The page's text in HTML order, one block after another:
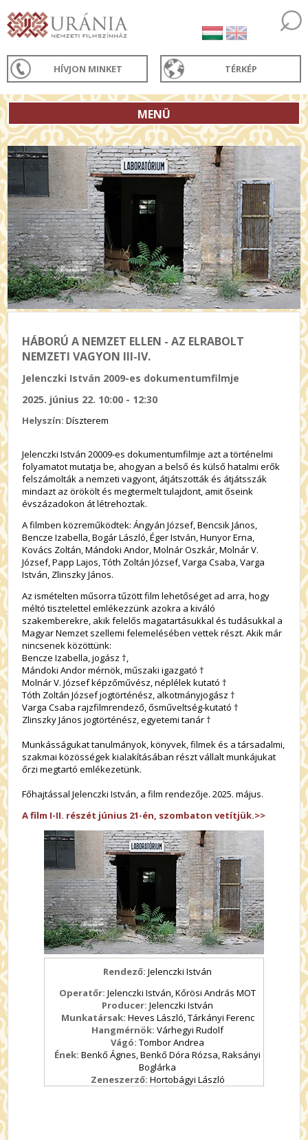
HÍVJON MINKET TÉRKÉP
MENÜ
HÁBORÚ A NEMZET ELLEN - AZ ELRABOLT
NEMZETI VAGYON III-IV.
Jelenczki István 2009-es dokumentumfilmje
2025. június 22. 10:00 - 12:30
Helyszín:Díszterem
Jelenczki István 20009-es dokumentumfilmje azt a történelmi
folyamatot mutatja be, ahogyan a belső és külső hatalmi erők
felszámolták a nemzeti vagyont, átjátszották és átjátsszák
mindazt az örökölt és megtermelt tulajdont, amit őseink
évszázadokon át létrehoztak.
A filmben közreműködtek: Ángyán József, Bencsik János,
Bencze Izabella, Bogár László, Éger István, Hunyor Erna,
Kovács Zoltán, Mándoki Andor, Molnár Oszkár, Molnár V.
József, Papp Lajos, Tóth Zoltán József, Varga Csaba, Varga
István, Zlinszky János.
Az ismételten műsorra tűzött film lehetőséget ad arra, hogy
méltó tisztelettel emlékezzünk azokra a kiváló
szakemberekre, akik felelős magatartásukkal és tudásukkal a
Magyar Nemzet szellemi felemelésében vettek részt. Akik már
nincsenek közöttünk:
Bencze Izabella, jogász †,
Mándoki Andor mérnök, műszaki igazgató †
Molnár V. József képzőművész, néplélek kutató †
Tóth Zoltán József jogtörténész, alkotmányjogász †
Varga Csaba rajzfilmrendező, ősműveltség-kutató †
Zlinszky János jogtörténész, egyetemi tanár †
Munkásságukat tanulmányok, könyvek, filmek és a társadalmi,
szakmai közösségek kialakításában részt vállalt munkájukat
őrzi megtartó emlékezetünk.
Főhajtással Jelenczki István, a film rendezője. 2025. május.
A film I-II. részét június 21-én, szombaton vetítjük.>>
Rendező: Jelenczki István
Operatőr: Jelenczki István, Kőrösi András MOT
Producer: Jelenczki István
Munkatársak: Heves László, Tárkányi Ferenc
Hangmérnök: Várhegyi Rudolf
Vágó: Tombor Andrea
Ének: Benkő Ágnes, Benkő Dóra Rózsa, Raksányi
Boglárka
Zeneszerző: Hortobágyi László